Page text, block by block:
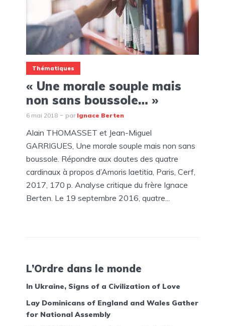
Thématiques
« Une morale souple mais
non sans boussole… »
6 mai 2018 par Ignace Berten
Alain THOMASSET et Jean-Miguel
GARRIGUES, Une morale souple mais non sans
boussole. Répondre aux doutes des quatre
cardinaux à propos d’Amoris laetitia, Paris, Cerf,
2017, 170 p. Analyse critique du frère Ignace
Berten. Le 19 septembre 2016, quatre...
L’Ordre dans le monde
In Ukraine, Signs of a Civilization of Love
Lay Dominicans of England and Wales Gather
for National Assembly